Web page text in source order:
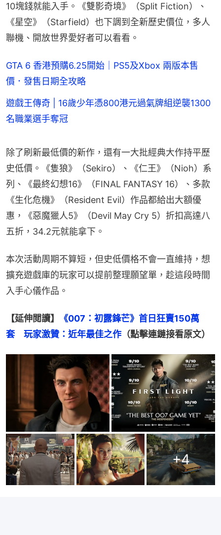
10塊錢就能入手。《雙影奇境》（Split Fiction）、
《星空》（Starfield）也下調到全新歷史價位，多人
聯機、開放世界愛好者可以看看。
GTA 6 香港預購6.25開始｜PS5及Xbox 兩版本售
價．發售日期全攻略
遊戲王傳奇 | 16歲少年憑800港元過氣牌組逆襲1300
名職業選手奪冠
除了刷新最低價的新作，還有一大批經典大作持平歷
史低價。《隻狼》（Sekiro）、《仁王》（Nioh）系
列、《最終幻想16》（FINAL FANTASY 16）、多款
《生化危機》（Resident Evil）作品都給出大額優
惠，《惡魔獵人5》（Devil May Cry 5）折扣高達八
五折，34.2元就能拿下。
本次活動周期不算短，但史低價格不會一直維持，想
擴充遊戲庫的玩家可以提前整理願望單，趁這段時間
入手心儀作品。
【延伸閲讀】
《007：初露鋒芒》首日狂賣150萬
套　玩家激贊：近年最佳之作 （點擊連鏈接看原文）
+4